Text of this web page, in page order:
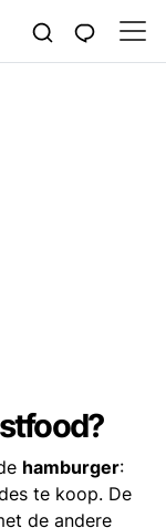
hamburger:
te koop. De
de andere